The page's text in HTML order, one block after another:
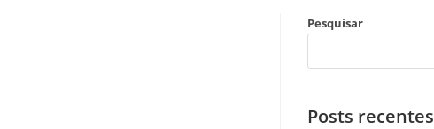
Pesquisar
Posts recentes